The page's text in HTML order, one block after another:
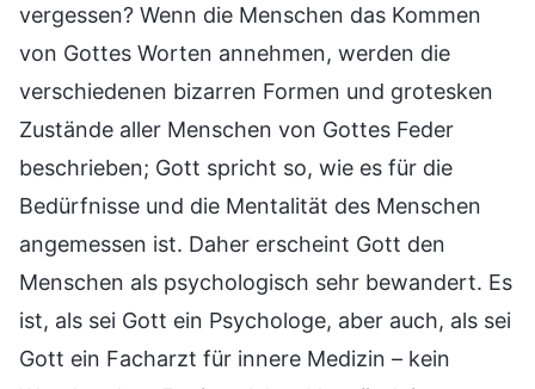
vergessen? Wenn die Menschen das Kommen
von Gottes Worten annehmen, werden die
verschiedenen bizarren Formen und grotesken
Zustände aller Menschen von Gottes Feder
beschrieben; Gott spricht so, wie es für die
Bedürfnisse und die Mentalität des Menschen
angemessen ist. Daher erscheint Gott den
Menschen als psychologisch sehr bewandert. Es
ist, als sei Gott ein Psychologe, aber auch, als sei
Gott ein Facharzt für innere Medizin – kein